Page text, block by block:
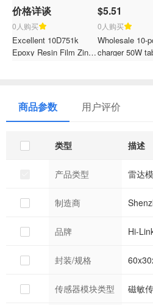
价格详谈
0人购买
Excellent 10D751k
Epoxy Resin Film Zinc
$5.51
0人购买
Wholesale 10-
charger 50W
商品参数 用户评价
类型 描述
产品类型 雷达
制造商
品牌 Hi-
封装/规格
传感器模块类型 磁敏